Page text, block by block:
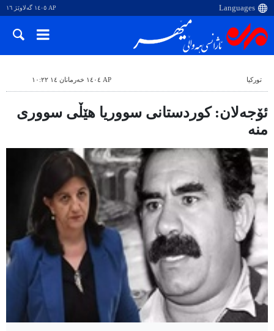
AP ١٤٠٥ گەلاوێژ ١٦
تورکیا AP ١٤٠٤ خەرمانان ١٤ ١٠:٢٢
ئۆجەلان: کوردستانی سووریا هێڵی سووری
منە